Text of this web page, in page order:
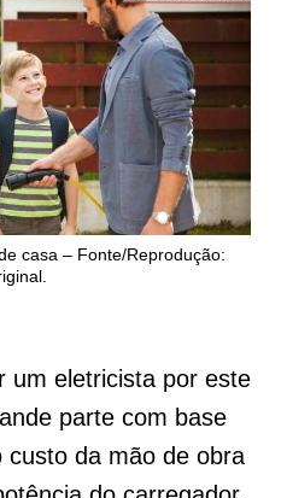
casa – Fonte/Reprodução:
um eletricista por este
parte com base
da mão de obra